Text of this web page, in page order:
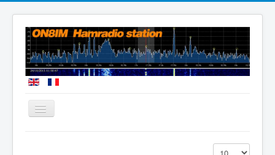
Mes antennes 50MhzAffichage #